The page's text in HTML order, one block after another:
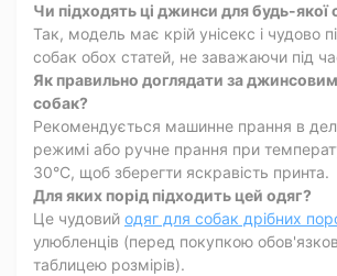
Чи підходять ці джинси для будь-якої
Так, модель має крій унісекс і чудово
собак обох статей, не заважаючи під
Як правильно доглядати за
собак?
Рекомендується машинне прання в
режимі або ручне прання при
30°C, щоб зберегти яскравість принта.
Для яких порід підходить цей одяг?
Це чудовий одяг для собак дрібних
улюбленців (перед покупкою
таблицею розмірів).